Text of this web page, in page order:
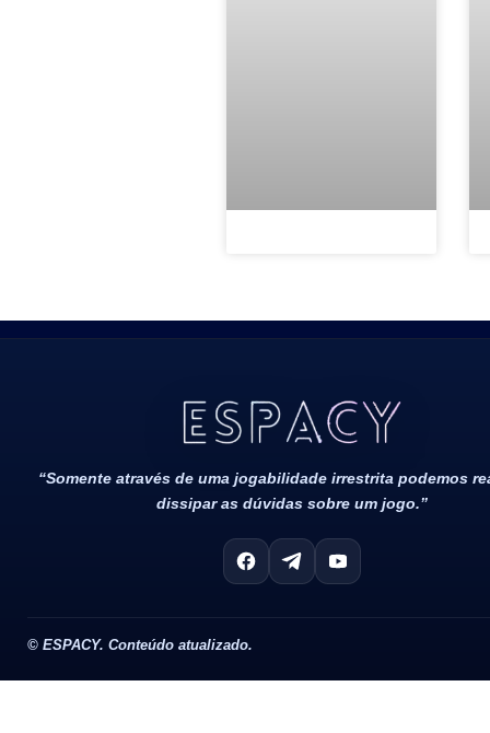
“Somente através de uma jogabilidade irrestrita podemos
dissipar as dúvidas sobre um jogo.”
© ESPACY. Conteúdo atualizado.